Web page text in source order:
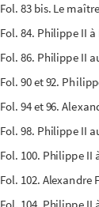
Fol. 83 bis. Le
Fol. 84. Philippe II à
Fol. 86. Philippe II
Fol. 90 et 92.
Fol. 94 et 96.
Fol. 98. Philippe II
Fol. 100. Philippe II
Fol. 102. Alexandre